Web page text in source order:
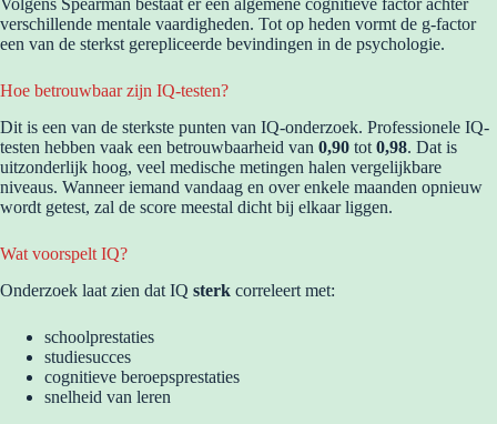
Volgens Spearman bestaat er een algemene cognitieve factor achter
verschillende mentale vaardigheden. Tot op heden vormt de g-factor
een van de sterkst gerepliceerde bevindingen in de psychologie.
Hoe betrouwbaar zijn IQ-testen?
Dit is een van de sterkste punten van IQ-onderzoek. Professionele IQ-
testen hebben vaak een betrouwbaarheid van 0,90 tot 0,98. Dat is
uitzonderlijk hoog, veel medische metingen halen vergelijkbare
niveaus. Wanneer iemand vandaag en over enkele maanden opnieuw
wordt getest, zal de score meestal dicht bij elkaar liggen.
Wat voorspelt IQ?
Onderzoek laat zien dat IQ sterk correleert met:
schoolprestaties
studiesucces
cognitieve beroepsprestaties
snelheid van leren